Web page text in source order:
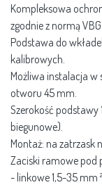
Kompleksowa
zgodnie z normą VBG
Podstawa do
kalibrowych.
Możliwa instalacja w
otworu 45 mm.
Szerokość podstawy
biegunowe).
Montaż: na zatrzask
Zaciski ramowe pod
- linkowe 1,5-35 mm